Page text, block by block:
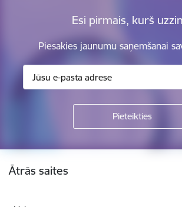
Esi pirmais, kurš
Piesakies jaunumu saņemšanai
Kājene
Ātrās saites